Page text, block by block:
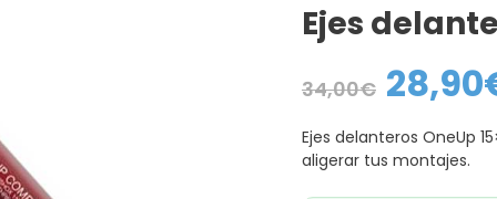
Ejes
34,00€
El
precio
original
34,00€.
28,90
Ejes delanteros OneUp
aligerar tus montajes.